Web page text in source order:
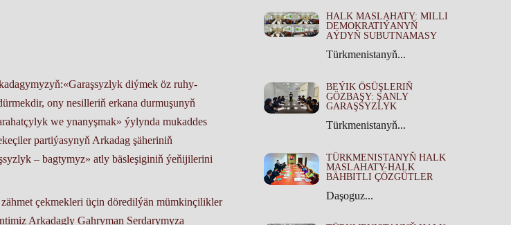
HALK MASLAHATY: MILLI
DEMOKRATIÝANYŇ
AÝDYŇ SUBUTNAMASY
Türkmenistanyň...
BEÝIK ÖSÜŞLERIŇ
GÖZBAŞY: ŞANLY
GARAŞSYZLYK
Türkmenistanyň...
TÜRKMENISTANYŇ HALK
MASLAHATY-HALK
BÄHBITLI ÇÖZGÜTLER
Daşoguz...
diýmek öz ruhy-
ony nesilleriň erkana durmuşunyň
we ynanyşmak» ýylynda mukaddes
partiýasynyň Arkadag şäheriniň
– bagtymyz» atly bäsleşiginiň ýeňijilerini
çekmekleri üçin döredilýän mümkinçilikler
Arkadagly Gahryman Serdarymyza